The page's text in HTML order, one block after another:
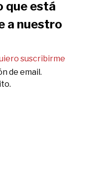
que está
a nuestro
suscribirme
de email.